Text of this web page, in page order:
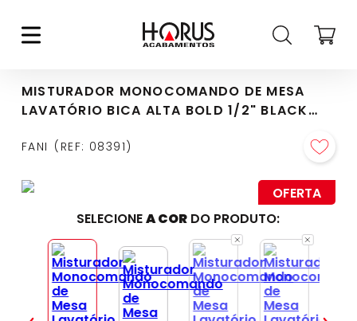
MISTURADOR MONOCOMANDO DE MESA
LAVATÓRIO BICA ALTA BOLD 1/2" BLACK
FANI REF: 08391
OFERTA
SELECIONEA COR DO PRODUTO: